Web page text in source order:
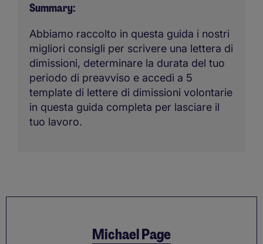
Summary
Abbiamo raccolto in questa guida i nostri
migliori consigli per scrivere una lettera di
dimissioni, determinare la durata del tuo
periodo di preavviso e accedi a 5
template di lettere di dimissioni volontarie
in questa guida completa per lasciare il
tuo lavoro.
Michael Page